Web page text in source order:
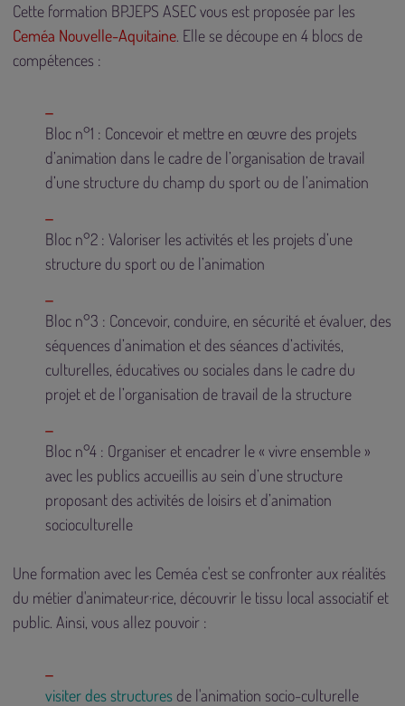
Cette formation BPJEPS ASEC vous est proposée par les
Ceméa Nouvelle-Aquitaine. Elle se découpe en 4 blocs de
compétences :
Bloc n°1 : Concevoir et mettre en œuvre des projets
d’animation dans le cadre de l’organisation de travail
d’une structure du champ du sport ou de l’animation
Bloc n°2 : Valoriser les activités et les projets d’une
structure du sport ou de l’animation
Bloc n°3 : Concevoir, conduire, en sécurité et évaluer, des
séquences d’animation et des séances d’activités,
culturelles, éducatives ou sociales dans le cadre du
projet et de l’organisation de travail de la structure
Bloc n°4 : Organiser et encadrer le « vivre ensemble »
avec les publics accueillis au sein d’une structure
proposant des activités de loisirs et d’animation
socioculturelle
Une formation avec les Ceméa c'est se confronter aux réalités
du métier d'animateur·rice, découvrir le tissu local associatif et
public. Ainsi, vous allez pouvoir :
visiter des structuresde l'animation socio-culturelle